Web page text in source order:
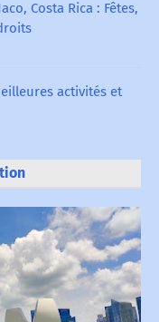
Costa Rica : Fêtes,
activités et